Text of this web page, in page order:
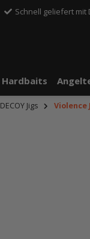
Schnell geliefert mit
Hardbaits
DECOY Jigs Violence